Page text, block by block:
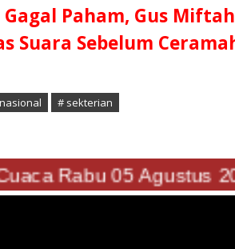
Paham, Gus
Suara Sebelum
# sekterian
Cuaca Rabu 05 Agustus